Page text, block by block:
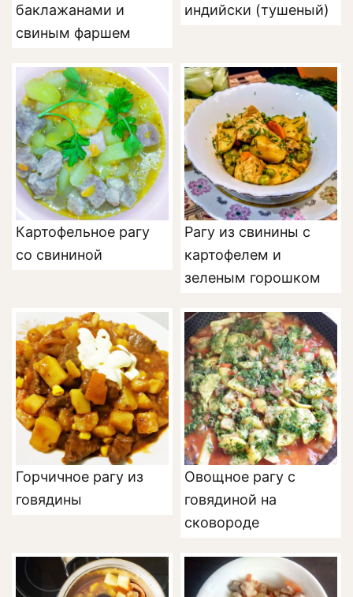
баклажанами и
свиным фаршем
индийски (тушеный)
Картофельное рагу
со свининой
Рагу из свинины с
картофелем и
зеленым горошком
Горчичное рагу из
говядины
Овощное рагу с
говядиной на
сковороде